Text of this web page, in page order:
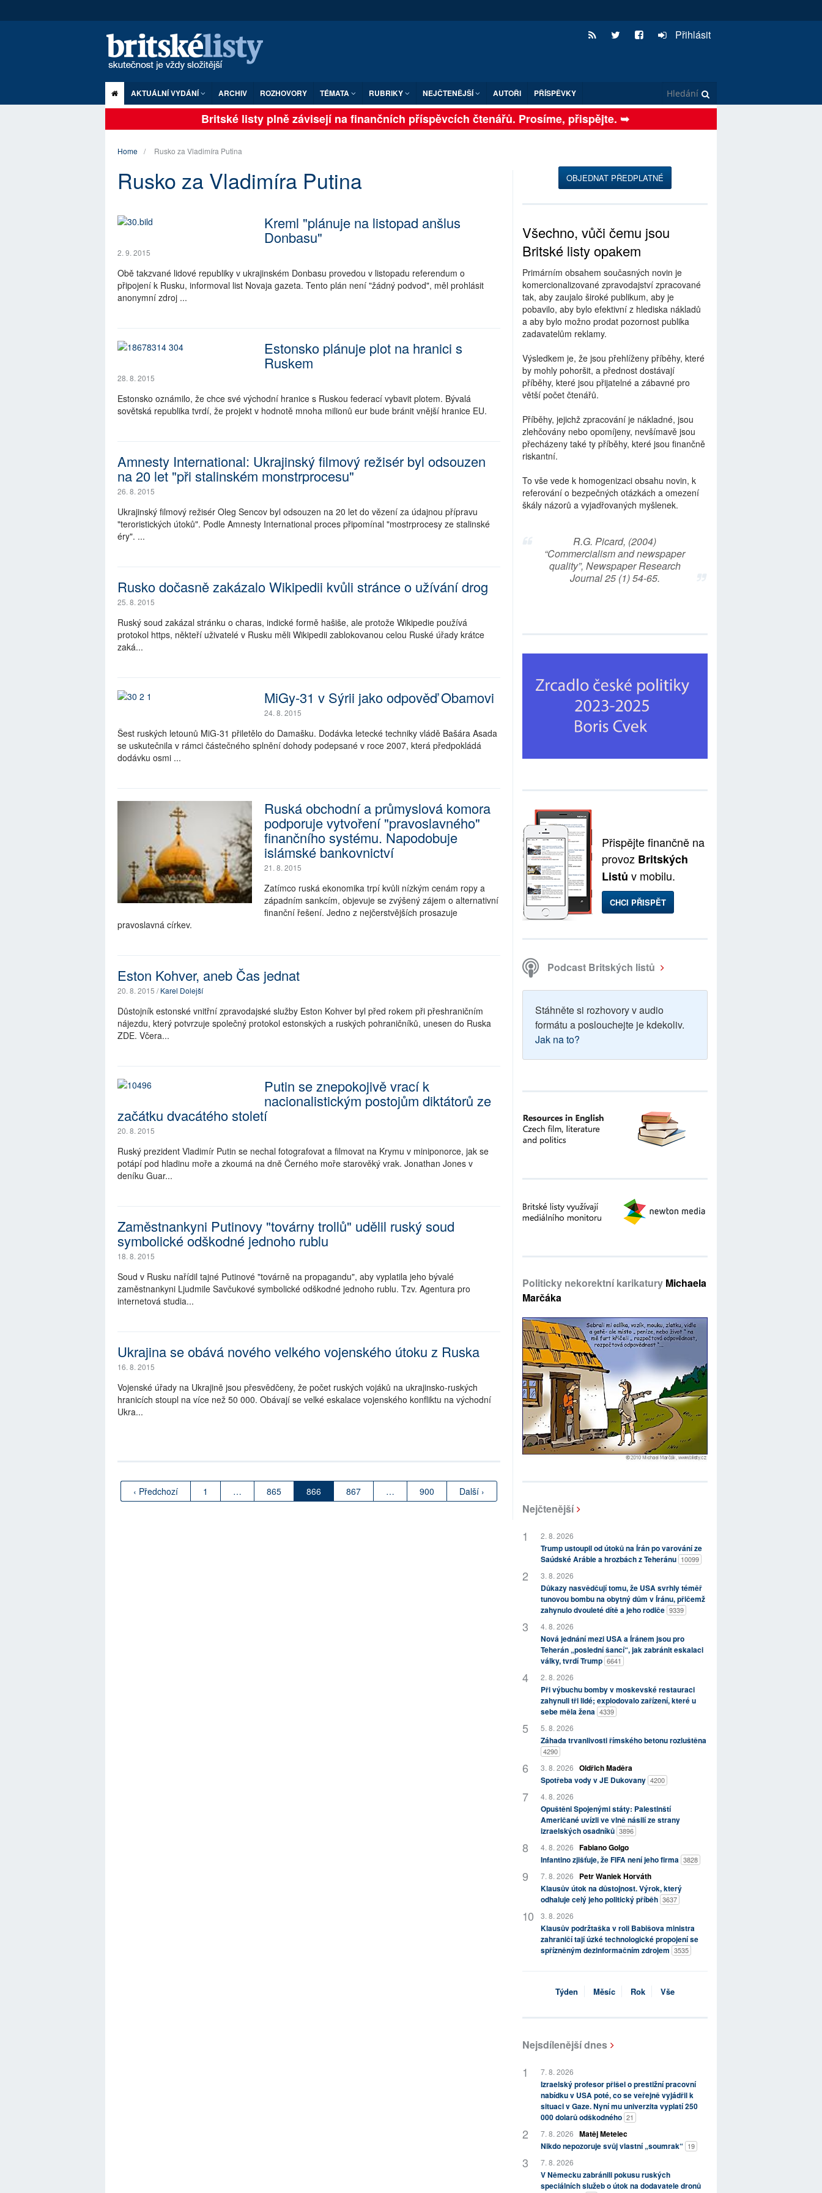
Přihlásit
AKTUÁLNÍ VYDÁNÍ ARCHIV ROZHOVORY TÉMATA RUBRIKY NEJČTENĚJŠÍ AUTOŘI PŘÍSPĚVKY
Britské listy plně závisejí na finančních příspěvcích čtenářů. Prosíme, přispějte. ➥
Home Rusko za Vladimíra Putina
Rusko za Vladimíra Putina
Kreml "plánuje na listopad anšlus
Donbasu"
2. 9. 2015
Obě takzvané lidové republiky v ukrajinském Donbasu provedou v listopadu referendum o
připojení k Rusku, informoval list Novaja gazeta. Tento plán není "žádný podvod", měl prohlásit
anonymní zdroj ...
Estonsko plánuje plot na hranici s
Ruskem
28. 8. 2015
Estonsko oznámilo, že chce své východní hranice s Ruskou federací vybavit plotem. Bývalá
sovětská republika tvrdí, že projekt v hodnotě mnoha milionů eur bude bránit vnější hranice EU.
Amnesty International: Ukrajinský filmový režisér byl odsouzen
na 20 let "při stalinském monstrprocesu"
26. 8. 2015
Ukrajinský filmový režisér Oleg Sencov byl odsouzen na 20 let do vězení za údajnou přípravu
"teroristických útoků". Podle Amnesty International proces připomínal "mostrprocesy ze stalinské
éry". ...
Rusko dočasně zakázalo Wikipedii kvůli stránce o užívání drog
25. 8. 2015
Ruský soud zakázal stránku o charas, indické formě hašiše, ale protože Wikipedie používá
protokol https, někteří uživatelé v Rusku měli Wikipedii zablokovanou celou Ruské úřady krátce
zaká...
MiGy-31 v Sýrii jako odpověď Obamovi
24. 8. 2015
Šest ruských letounů MiG-31 přiletělo do Damašku. Dodávka letecké techniky vládě Bašára Asada
se uskutečnila v rámci částečného splnění dohody podepsané v roce 2007, která předpokládá
dodávku osmi ...
Ruská obchodní a průmyslová komora
podporuje vytvoření "pravoslavného"
finančního systému. Napodobuje
islámské bankovnictví
21. 8. 2015
Zatímco ruská ekonomika trpí kvůli nízkým cenám ropy a
západním sankcím, objevuje se zvýšený zájem o alternativní
finanční řešení. Jedno z nejčerstvějších prosazuje
pravoslavná církev.
Eston Kohver, aneb Čas jednat
20. 8. 2015 /Karel Dolejší
Důstojník estonské vnitřní zpravodajské služby Eston Kohver byl před rokem při přeshraničním
nájezdu, který potvrzuje společný protokol estonských a ruských pohraničníků, unesen do Ruska
ZDE. Včera...
Putin se znepokojivě vrací k
nacionalistickým postojům diktátorů ze
začátku dvacátého století
20. 8. 2015
Ruský prezident Vladimír Putin se nechal fotografovat a filmovat na Krymu v miniponorce, jak se
potápí pod hladinu moře a zkoumá na dně Černého moře starověký vrak. Jonathan Jones v
deníku Guar...
Zaměstnankyni Putinovy "továrny trollů" udělil ruský soud
symbolické odškodné jednoho rublu
18. 8. 2015
Soud v Rusku nařídil tajné Putinové "továrně na propagandu", aby vyplatila jeho bývalé
zaměstnankyni Ljudmile Savčukové symbolické odškodné jednoho rublu. Tzv. Agentura pro
internetová studia...
Ukrajina se obává nového velkého vojenského útoku z Ruska
16. 8. 2015
Vojenské úřady na Ukrajině jsou přesvědčeny, že počet ruských vojáků na ukrajinsko-ruských
hranicích stoupl na více než 50 000. Obávají se velké eskalace vojenského konfliktu na východní
Ukra...
‹ Předchozí 1 … 865 866 867 … 900 Další ›
OBJEDNAT PŘEDPLATNÉ
Všechno, vůči čemu jsou
Britské listy opakem
Primárním obsahem současných novin je
komercionalizované zpravodajství zpracované
tak, aby zaujalo široké publikum, aby je
pobavilo, aby bylo efektivní z hlediska nákladů
a aby bylo možno prodat pozornost publika
zadavatelům reklamy.
Výsledkem je, že jsou přehlíženy příběhy, které
by mohly pohoršit, a přednost dostávají
příběhy, které jsou přijatelné a zábavné pro
větší počet čtenářů.
Příběhy, jejichž zpracování je nákladné, jsou
zlehčovány nebo opomíjeny, nevšímavě jsou
přecházeny také ty příběhy, které jsou finančně
riskantní.
To vše vede k homogenizaci obsahu novin, k
referování o bezpečných otázkách a omezení
škály názorů a vyjadřovaných myšlenek.
R.G. Picard, (2004)
“Commercialism and newspaper
quality”, Newspaper Research
Journal 25 (1) 54-65.
Přispějte finančně na
provoz Britských
Listů v mobilu.
CHCI PŘISPĚT
Podcast Britských listů
Stáhněte si rozhovory v audio
formátu a poslouchejte je kdekoliv.
Jak na to?
Politicky nekorektní karikatury Michaela
Marčáka
Nejčtenější
2. 8. 2026
Trump ustoupil od útoků na Írán po varování ze
Saúdské Arábie a hrozbách z Teheránu 10099
3. 8. 2026
Důkazy nasvědčují tomu, že USA svrhly téměř
tunovou bombu na obytný dům v Íránu, přičemž
zahynulo dvouleté dítě a jeho rodiče 9339
4. 8. 2026
Nová jednání mezi USA a Íránem jsou pro
Teherán „poslední šancí“, jak zabránit eskalaci
války, tvrdí Trump 6641
2. 8. 2026
Při výbuchu bomby v moskevské restauraci
zahynuli tři lidé; explodovalo zařízení, které u
sebe měla žena 4339
5. 8. 2026
Záhada trvanlivosti římského betonu rozluštěna
4290
3. 8. 2026 Oldřich Maděra
Spotřeba vody v JE Dukovany 4200
4. 8. 2026
Opuštěni Spojenými státy: Palestinští
Američané uvízli ve vlně násilí ze strany
izraelských osadníků 3896
4. 8. 2026 Fabiano Golgo
Infantino zjišťuje, že FIFA není jeho firma 3828
7. 8. 2026
Petr Waniek Horváth
Klausův útok na důstojnost. Výrok, který
odhaluje celý jeho politický příběh 3637
3. 8. 2026
Klausův podržtaška v roli Babišova ministra
zahraničí tají úzké technologické propojení se
spřízněným dezinformačním zdrojem 3535
Týden Měsíc Rok Vše
Nejsdílenější dnes
7. 8. 2026
Izraelský profesor přišel o prestižní pracovní
nabídku v USA poté, co se veřejně vyjádřil k
situaci v Gaze. Nyní mu univerzita vyplatí 250
000 dolarů odškodného 21
7. 8. 2026 Matěj Metelec
Nikdo nepozoruje svůj vlastní „soumrak“ 19
7. 8. 2026
V Německu zabránili pokusu ruských
speciálních služeb o útok na dodavatele dronů